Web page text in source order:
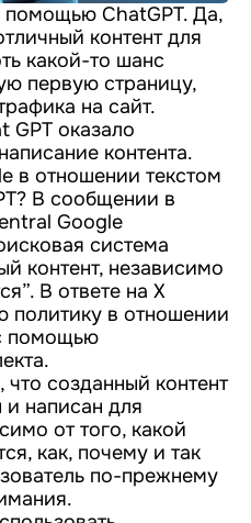
помощью ChatGPT. Да,
контент для
какой-то шанс
первую страницу,
на сайт.
GPT оказало
контента.
в отношении текстом
В сообщении в
Google
система
контент, независимо
В ответе на X
политику в отношении
помощью
созданный контент
написан для
от того, какой
как, почему и так
по-прежнему